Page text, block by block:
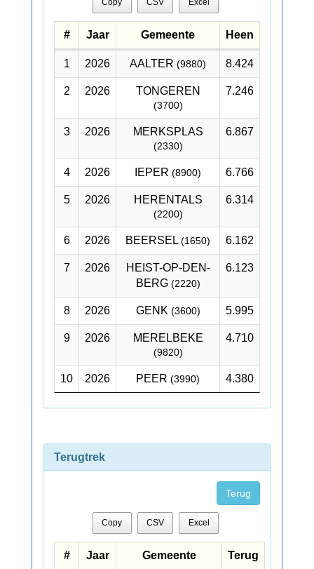
# Jaar Gemeente Heen
1 2026 AALTER (9880) 8.424
2 2026 TONGEREN
(3700)
7.246
3 2026 MERKSPLAS
(2330)
6.867
4 2026 IEPER (8900) 6.766
5 2026 HERENTALS
(2200)
6.314
6 2026 BEERSEL (1650) 6.162
7 2026
HEIST-OP-DEN-
BERG (2220)
6.123
8 2026 GENK (3600) 5.995
9 2026 MERELBEKE
(9820)
4.710
10 2026 PEER (3990) 4.380
Terugtrek
Terug
Copy CSV Excel
# Jaar Gemeente Terug